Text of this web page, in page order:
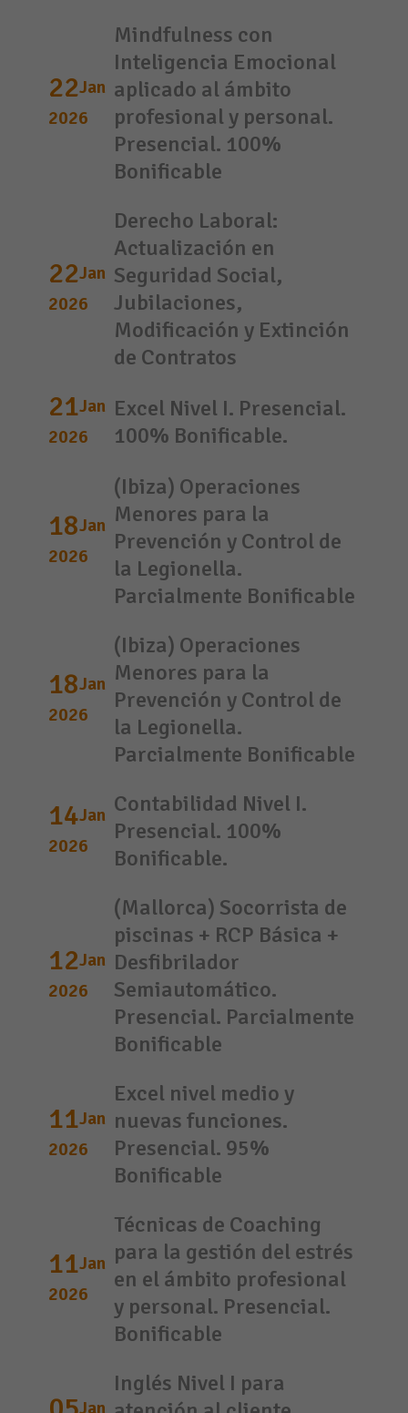
22Jan
2026
Mindfulness con
Inteligencia Emocional
aplicado al ámbito
profesional y personal.
Presencial. 100%
Bonificable
22Jan
2026
Derecho Laboral:
Actualización en
Seguridad Social,
Jubilaciones,
Modificación y Extinción
de Contratos
21Jan
2026
Excel Nivel I. Presencial.
100% Bonificable.
18Jan
2026
(Ibiza) Operaciones
Menores para la
Prevención y Control de
la Legionella.
Parcialmente Bonificable
18Jan
2026
(Ibiza) Operaciones
Menores para la
Prevención y Control de
la Legionella.
Parcialmente Bonificable
14Jan
2026
Contabilidad Nivel I.
Presencial. 100%
Bonificable.
12Jan
2026
(Mallorca) Socorrista de
piscinas + RCP Básica +
Desfibrilador
Semiautomático.
Presencial. Parcialmente
Bonificable
11Jan
2026
Excel nivel medio y
nuevas funciones.
Presencial. 95%
Bonificable
11Jan
2026
Técnicas de Coaching
para la gestión del estrés
en el ámbito profesional
y personal. Presencial.
Bonificable
Jan
Inglés Nivel I para